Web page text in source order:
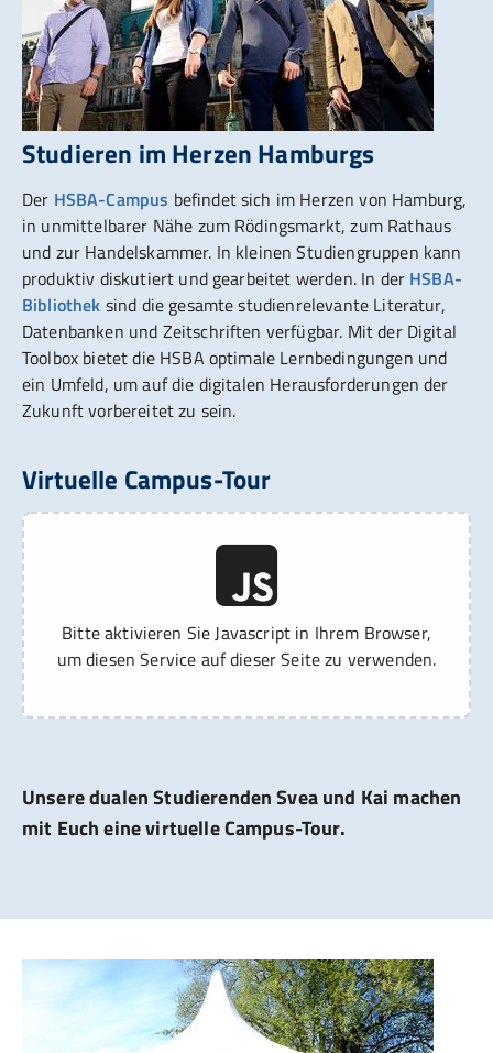
Studieren im Herzen Hamburgs
Der HSBA-Campus befindet sich im Herzen von Hamburg,
in unmittelbarer Nähe zum Rödingsmarkt, zum Rathaus
und zur Handelskammer. In kleinen Studiengruppen kann
produktiv diskutiert und gearbeitet werden. In der HSBA-
Bibliothek sind die gesamte studienrelevante Literatur,
Datenbanken und Zeitschriften verfügbar. Mit der Digital
Toolbox bietet die HSBA optimale Lernbedingungen und
ein Umfeld, um auf die digitalen Herausforderungen der
Zukunft vorbereitet zu sein.
Virtuelle Campus-Tour
Bitte aktivieren Sie Javascript in Ihrem Browser,
um diesen Service auf dieser Seite zu verwenden.
Unsere dualen Studierenden Svea und Kai machen
mit Euch eine virtuelle Campus-Tour.